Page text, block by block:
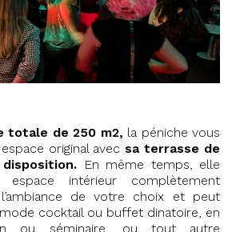
totale de 250 m2, la péniche vous
original avec sa terrasse de
En même temps, elle
intérieur complètement
de votre choix et peut
cocktail ou buffet dinatoire, en
ou séminaire, ou tout autre